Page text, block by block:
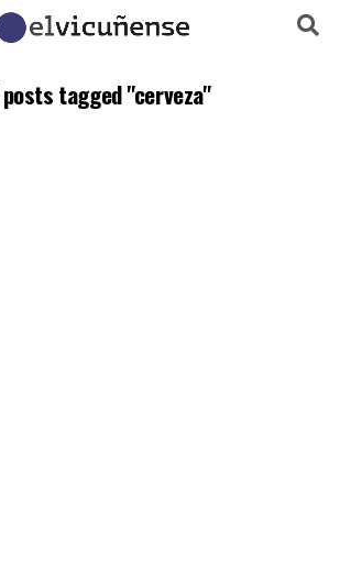
tagged "cerveza"